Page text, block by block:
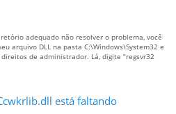
adequado não resolver o problema, você
arquivo DLL na pasta C:\Windows\System32 e
de administrador. Lá, digite “regsvr32
está faltando